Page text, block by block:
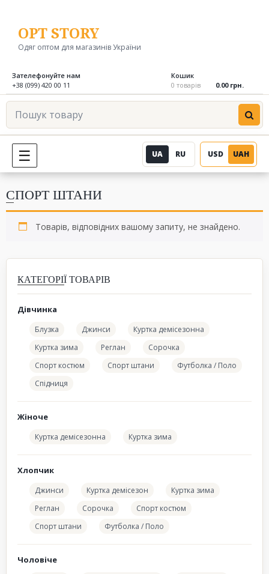
вмістуOPT STORY
Одяг оптом для магазинів України
Зателефонуйте нам
+38 (099) 420 00 11
Кошик
0 товарів
0.00 грн.
Пошук
товару
UA RU USD UAH
СПОРТ ШТАНИ
Товарів, відповідних вашому запиту, не знайдено.
КАТЕГОРІЇ ТОВАРІВ
Дівчинка
Блузка Джинси
Куртка демісезонна
Куртка зима
Реглан
Сорочка
Спорт костюм
Спорт штани
Футболка / Поло
Спідниця
Жіноче
Куртка демісезонна Куртка зима
Хлопчик
Джинси Куртка демісезон
Куртка зима
Реглан
Сорочка
Спорт костюм
Спорт штани
Футболка / Поло
Чоловіче